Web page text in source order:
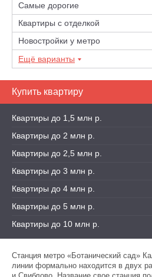
Самые дорогие
Квартиры с отделкой
Новостройки у метро
Ещё варианты
Купить квартиру
Квартиры до 1,5 млн р.
Квартиры до 2 млн р.
Квартиры до 2,5 млн р.
Квартиры до 3 млн р.
Квартиры до 4 млн р.
Квартиры до 5 млн р.
Квартиры до 10 млн р.
Станция метро «Ботанический сад»
линии формально находится в двух